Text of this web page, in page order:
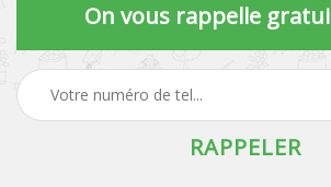
On vous rappelle